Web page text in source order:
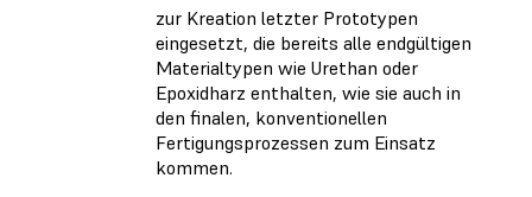
zur Kreation letzter Prototypen
eingesetzt, die bereits alle endgültigen
Materialtypen wie Urethan oder
Epoxidharz enthalten, wie sie auch in
den finalen, konventionellen
Fertigungsprozessen zum Einsatz
kommen.